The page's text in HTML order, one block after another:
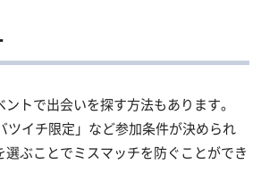
トで出会いを探す方法もあります。
ツイチ限定」など参加条件が決められ
選ぶことでミスマッチを防ぐことができ